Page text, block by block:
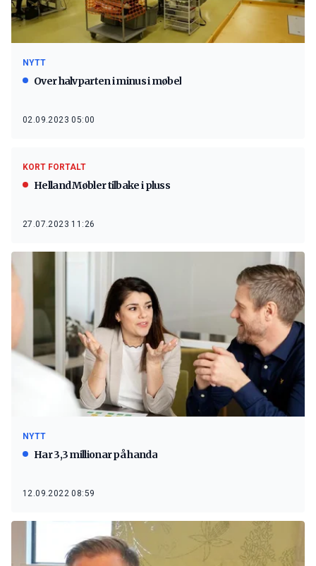
NYTT
Over halvparten i minus i møbel
02.09.2023 05:00
KORT FORTALT
Helland Møbler tilbake i pluss
27.07.2023 11:26
NYTT
Har 3,3 millionar på handa
12.09.2022 08:59